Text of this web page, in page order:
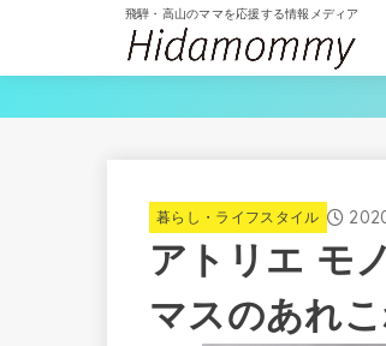
飛騨・高山のママを応援する情報メディア
暮らし・ライフスタイル
アトリエ モ
マスのあれこ